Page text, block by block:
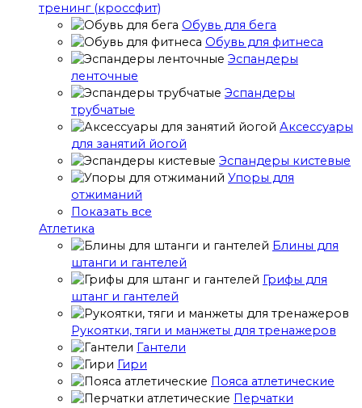
тренинг (кроссфит)
Обувь для бега
Обувь для фитнеса
Эспандеры
ленточные
Эспандеры
трубчатые
Аксессуары
для занятий йогой
Эспандеры кистевые
Упоры для
отжиманий
Показать все
Атлетика
Блины для
штанги и гантелей
Грифы для
штанг и гантелей
Рукоятки, тяги и манжеты для тренажеров
Гантели
Гири
Пояса атлетические
Перчатки